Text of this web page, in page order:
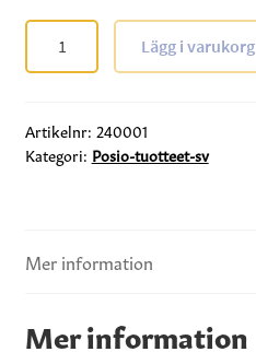
Puuvillakassi
mängd
Lägg i varukorg
Artikelnr: 240001
Kategori: Posio-tuotteet-sv
Mer information
Mer information